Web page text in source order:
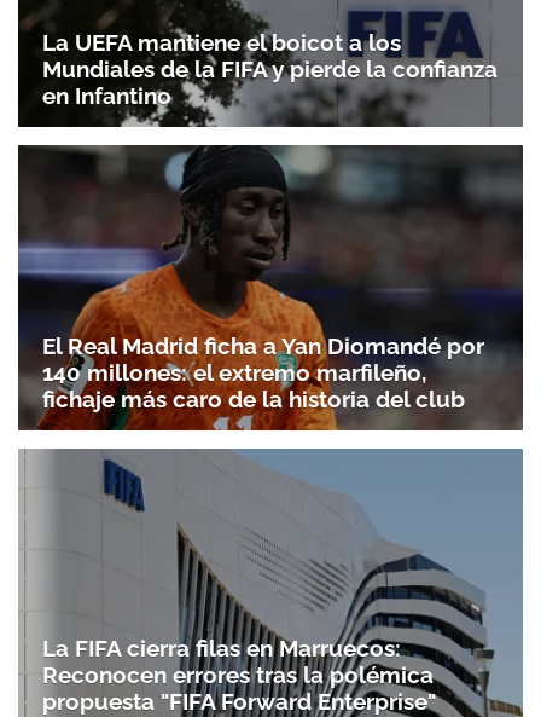
La UEFA mantiene el boicot a los
Mundiales de la FIFA y pierde la confianza
en Infantino
El Real Madrid ficha a Yan Diomandé por
140 millones: el extremo marfileño,
fichaje más caro de la historia del club
La FIFA cierra filas en Marruecos:
Reconocen errores tras la polémica
propuesta "FIFA Forward Enterprise"